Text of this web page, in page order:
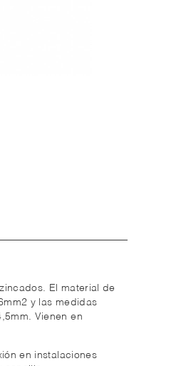
El material de
y las medidas
Vienen en
en instalaciones